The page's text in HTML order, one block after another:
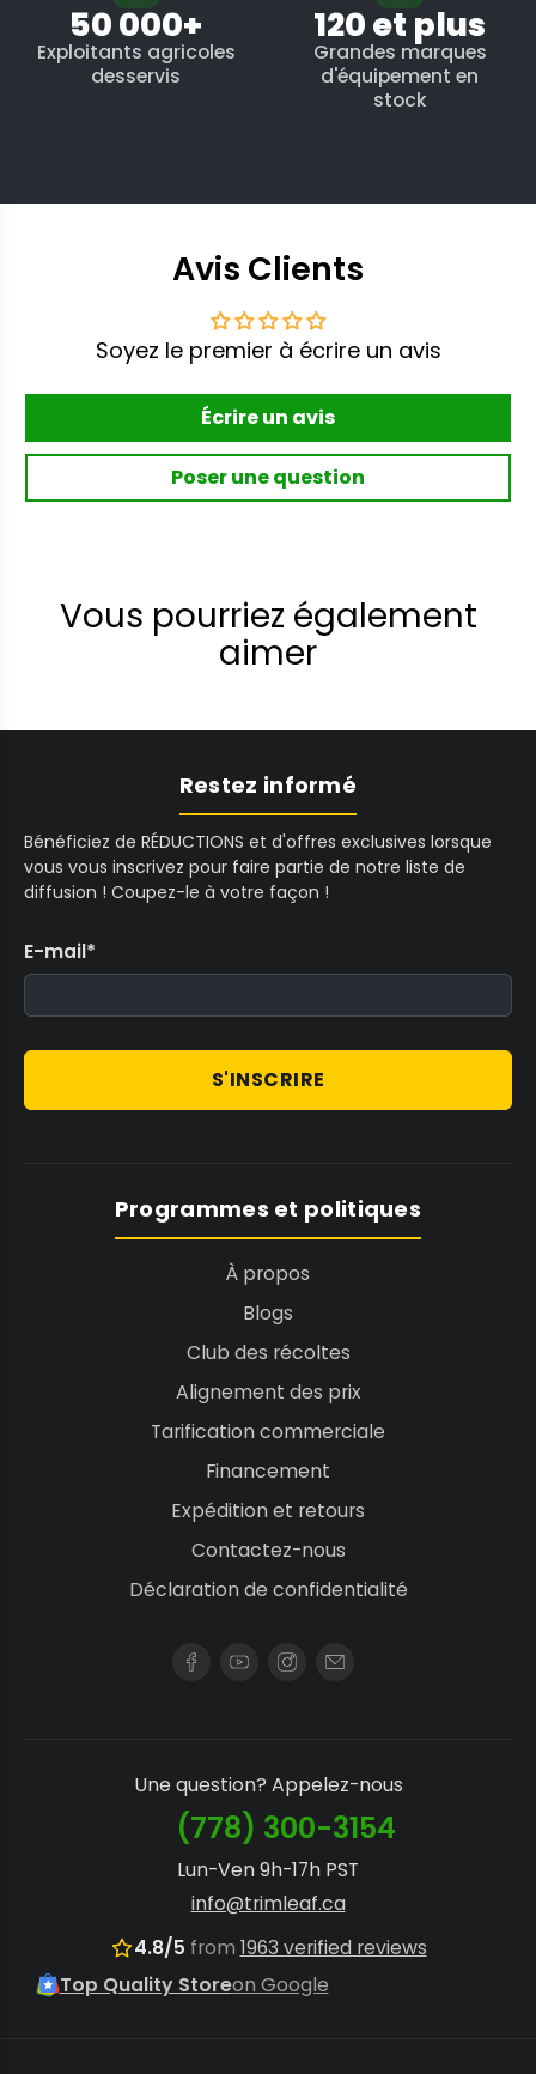
50 000+
Exploitants agricoles
desservis
120 et plus
Grandes marques
d'équipement en
stock
Avis Clients
Soyez le premier à écrire un avis
Écrire un avis
Poser une question
Vous pourriez également
aimer
Restez informé
Bénéficiez de RÉDUCTIONS et d'offres exclusives lorsque
vous vous inscrivez pour faire partie de notre liste de
diffusion ! Coupez-le à votre façon !
E-mail*
S'INSCRIRE
Programmes et politiques
À propos
Blogs
Club des récoltes
Alignement des prix
Tarification commerciale
Financement
Expédition et retours
Contactez-nous
Déclaration de confidentialité
Une question? Appelez-nous
(778) 300-3154
Lun-Ven 9h-17h PST
info@trimleaf.ca
4.8/5 from 1963 verified reviews
Top Quality Storeon Google